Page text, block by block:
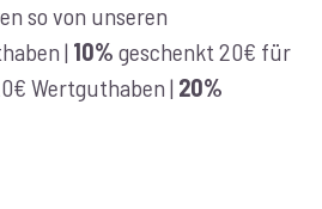
so von unseren
| 10% geschenkt 20€ für
Wertguthaben | 20%